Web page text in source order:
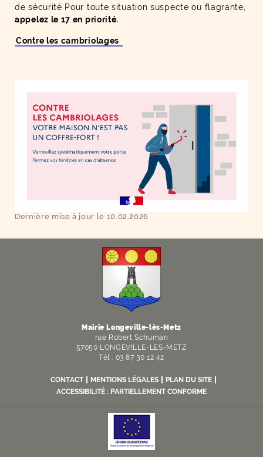
de sécurité Pour toute situation suspecte ou flagrante,
appelez le 17 en priorité.
Contre les cambriolages
Dernière mise à jour le 10.02.2026
Mairie Longeville-lès-Metz
rue Robert Schuman
57050 LONGEVILLE-LES-METZ
Tél : 03 87 30 12 42
CONTACT MENTIONS LÉGALES
PLAN DU SITE
ACCESSIBILITÉ : PARTIELLEMENT CONFORME